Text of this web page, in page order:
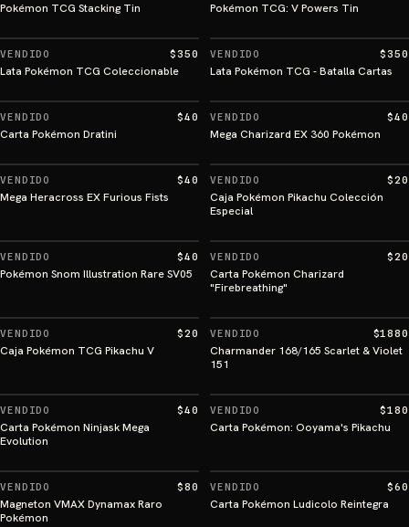
Pokémon TCG Stacking Tin Pokémon TCG: V Powers Tin
VENDIDO $350
Lata Pokémon TCG Coleccionable
VENDIDO $350
Lata Pokémon TCG - Batalla Cartas
VENDIDO $40
Carta Pokémon Dratini
VENDIDO $40
Mega Charizard EX 360 Pokémon
VENDIDO $40
Mega Heracross EX Furious Fists
VENDIDO $20
Caja Pokémon Pikachu Colección
Especial
VENDIDO $40
Pokémon Snom Illustration Rare SV05
VENDIDO $20
Carta Pokémon Charizard
"Firebreathing"
VENDIDO $20
Caja Pokémon TCG Pikachu V
VENDIDO $1880
Charmander 168/165 Scarlet & Violet
151
VENDIDO $40
Carta Pokémon Ninjask Mega
Evolution
VENDIDO $180
Carta Pokémon: Ooyama's Pikachu
VENDIDO $80
Magneton VMAX Dynamax Raro
Pokémon
VENDIDO $60
Carta Pokémon Ludicolo Reintegra